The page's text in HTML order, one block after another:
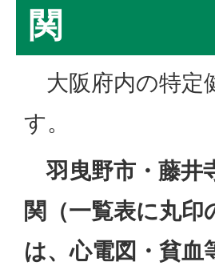
関
大阪府内の特定
す。
羽曳野市・藤井
関（一覧表に丸
は、心電図・貧血